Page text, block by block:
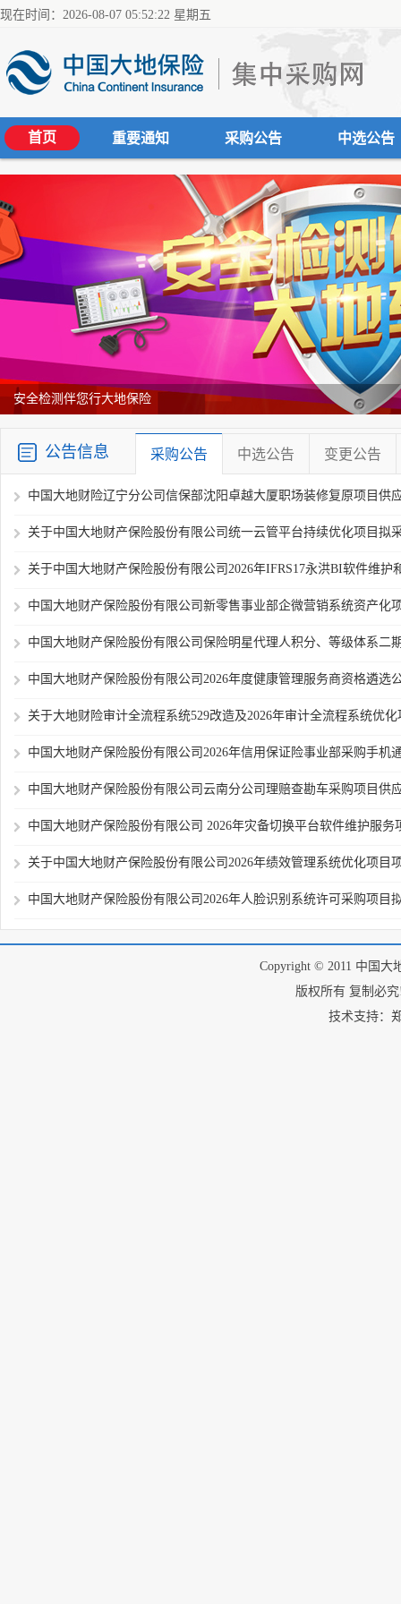
现在时间：2026-08-07 05:52:22 星期五
首页 重要通知 采购公告 中选公告
安全检测伴您行大地保险
采购公告 中选公告 变更公告
中国大地财险辽宁分公司信保部沈阳卓越大厦职场装修复原项目供
关于中国大地财产保险股份有限公司统一云管平台持续优化项目拟
关于中国大地财产保险股份有限公司2026年IFRS17永洪BI软件维护
中国大地财产保险股份有限公司新零售事业部企微营销系统资产化
中国大地财产保险股份有限公司保险明星代理人积分、等级体系二
中国大地财产保险股份有限公司2026年度健康管理服务商资格遴选
关于大地财险审计全流程系统529改造及2026年审计全流程系统优
中国大地财产保险股份有限公司2026年信用保证险事业部采购手机
中国大地财产保险股份有限公司云南分公司理赔查勘车采购项目供
中国大地财产保险股份有限公司 2026年灾备切换平台软件维护服务
关于中国大地财产保险股份有限公司2026年绩效管理系统优化项目
中国大地财产保险股份有限公司2026年人脸识别系统许可采购项目
公告信息
Copyright © 2011 中国大
版权所有 复制必
技术支持：